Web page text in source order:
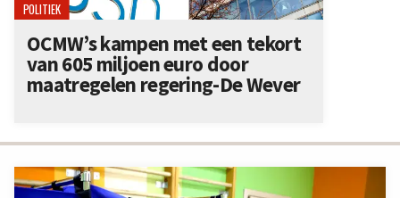
POLITIEK
OCMW’s kampen met een tekort
van 605 miljoen euro door
maatregelen regering-De Wever